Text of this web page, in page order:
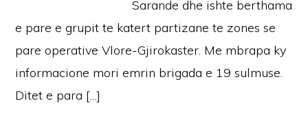
Sarande dhe ishte berthama
e pare e grupit te katert partizane te zones se
pare operative Vlore-Gjirokaster. Me mbrapa ky
informacione mori emrin brigada e 19 sulmuse.
Ditet e para […]